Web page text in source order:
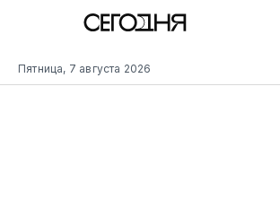
Пятница, 7 августа 2026